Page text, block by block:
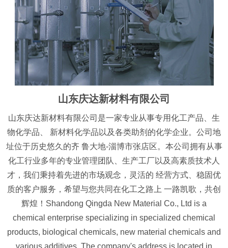
山东庆达新材料有限公司
山东庆达新材料有限公司是一家专业从事专用化工产品、生
物化学品、 新材料化学品以及各类助剂的化学企业。公司地
址位于历史悠久的齐 鲁大地-淄博市张店区。本公司拥有从事
化工行业多年的专业管理团队、生产工厂以及高素质技术人
才，我们秉持着先进的市场观念，灵活的 经营方式、稳固优
质的客户服务，希望与您共同在化工之路上 一路凯歌，共创
辉煌！Shandong Qingda New Material Co., Ltd is a
chemical enterprise specializing in specialized chemical
products, biological chemicals, new material chemicals and